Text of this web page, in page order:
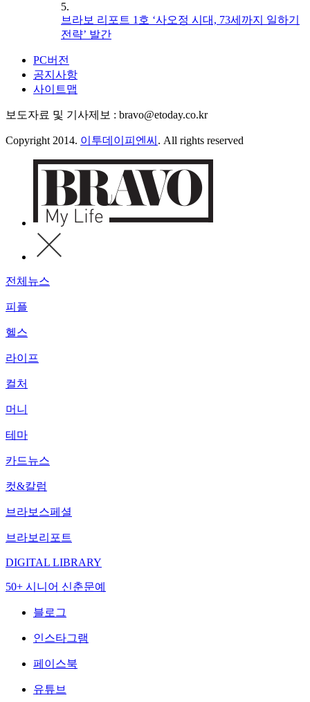
5.
브라보 리포트 1호 ‘사오정 시대, 73세까지 일하기
전략’ 발간
PC버전
공지사항
사이트맵
보도자료 및 기사제보 : bravo@etoday.co.kr
Copyright 2014. 이투데이피엔씨 . All rights reserved
전체뉴스
피플
헬스
라이프
컬처
머니
테마
카드뉴스
컷&칼럼
브라보스페셜
브라보리포트
DIGITAL LIBRARY
50+ 시니어 신춘문예
블로그
인스타그램
페이스북
유튜브